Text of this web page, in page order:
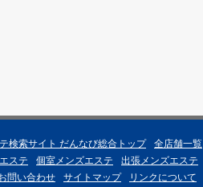
検索サイト だんなび総合トップ
全店舗一覧
ステ
個室メンズエステ 出張メンズエステ
問い合わせ サイトマップ リンクについて